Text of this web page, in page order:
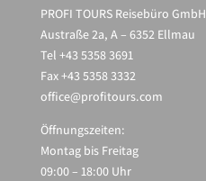
PROFI TOURS Reisebüro GmbH
Austraße 2a, A – 6352 Ellmau
Tel +43 5358 3691
Fax +43 5358 3332
office@profitours.com
Öffnungszeiten:
Montag bis Freitag
09:00 – 18:00 Uhr